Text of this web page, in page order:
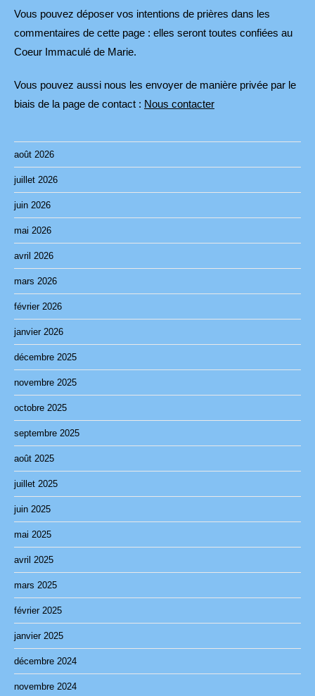
Vous pouvez déposer vos intentions de prières dans les
commentaires de cette page : elles seront toutes confiées au
Coeur Immaculé de Marie.
Vous pouvez aussi nous les envoyer de manière privée par le
biais de la page de contact : Nous contacter
août 2026
juillet 2026
juin 2026
mai 2026
avril 2026
mars 2026
février 2026
janvier 2026
décembre 2025
novembre 2025
octobre 2025
septembre 2025
août 2025
juillet 2025
juin 2025
mai 2025
avril 2025
mars 2025
février 2025
janvier 2025
décembre 2024
novembre 2024